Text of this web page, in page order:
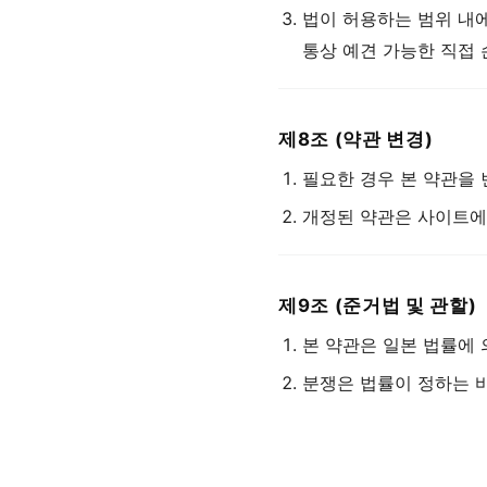
법이 허용하는 범위 내
통상 예견 가능한 직접
제8조 (약관 변경)
필요한 경우 본 약관을
개정된 약관은 사이트
제9조 (준거법 및 관할)
본 약관은 일본 법률에
분쟁은 법률이 정하는